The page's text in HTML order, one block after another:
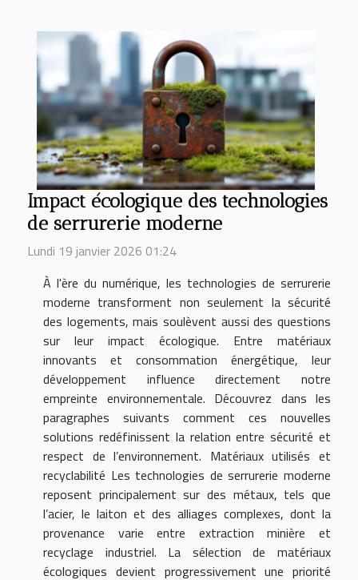
Impact écologique des technologies
de serrurerie moderne
Lundi 19 janvier 2026 01:24
À l'ère du numérique, les technologies de serrurerie
moderne transforment non seulement la sécurité
des logements, mais soulèvent aussi des questions
sur leur impact écologique. Entre matériaux
innovants et consommation énergétique, leur
développement influence directement notre
empreinte environnementale. Découvrez dans les
paragraphes suivants comment ces nouvelles
solutions redéfinissent la relation entre sécurité et
respect de l’environnement. Matériaux utilisés et
recyclabilité Les technologies de serrurerie moderne
reposent principalement sur des métaux, tels que
l’acier, le laiton et des alliages complexes, dont la
provenance varie entre extraction minière et
recyclage industriel. La sélection de matériaux
écologiques devient progressivement une priorité